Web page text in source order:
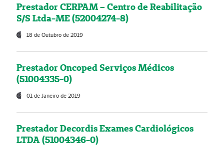
Prestador CERPAM – Centro de Reabilitação
S/S Ltda-ME (52004274-8)
18 de Outubro de 2019
Prestador Oncoped Serviços Médicos
(51004335-0)
01 de Janeiro de 2019
Prestador Decordis Exames Cardiológicos
LTDA (51004346-0)